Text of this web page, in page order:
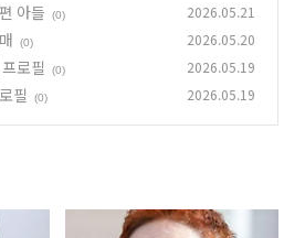
아들 (0) 2026.05.21
(0) 2026.05.20
로필 (0) 2026.05.19
필 (0) 2026.05.19